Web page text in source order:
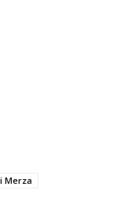
Merza